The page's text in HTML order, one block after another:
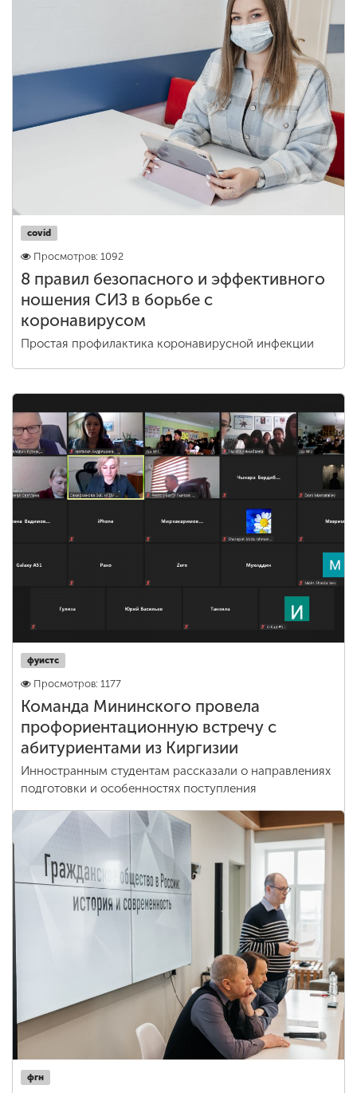
covid
Просмотров: 1092
8 правил безопасного и эффективного
ношения СИЗ в борьбе с
коронавирусом
Простая профилактика коронавирусной инфекции
фуистс
Просмотров: 1177
Команда Мининского провела
профориентационную встречу с
абитуриентами из Киргизии
Инностранным студентам рассказали о направлениях
подготовки и особенностях поступления
фгн